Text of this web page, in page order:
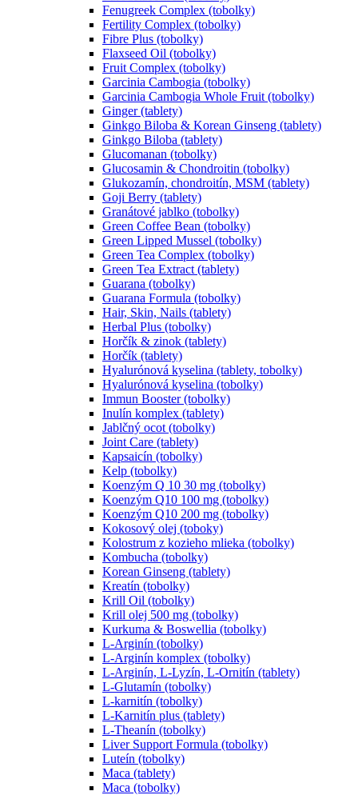
Fenugreek Complex (tobolky)
Fertility Complex (tobolky)
Fibre Plus (tobolky)
Flaxseed Oil (tobolky)
Fruit Complex (tobolky)
Garcinia Cambogia (tobolky)
Garcinia Cambogia Whole Fruit (tobolky)
Ginger (tablety)
Ginkgo Biloba & Korean Ginseng (tablety)
Ginkgo Biloba (tablety)
Glucomanan (tobolky)
Glucosamin & Chondroitin (tobolky)
Glukozamín, chondroitín, MSM (tablety)
Goji Berry (tablety)
Granátové jablko (tobolky)
Green Coffee Bean (tobolky)
Green Lipped Mussel (tobolky)
Green Tea Complex (tobolky)
Green Tea Extract (tablety)
Guarana (tobolky)
Guarana Formula (tobolky)
Hair, Skin, Nails (tablety)
Herbal Plus (tobolky)
Horčík & zinok (tablety)
Horčík (tablety)
Hyalurónová kyselina (tablety, tobolky)
Hyalurónová kyselina (tobolky)
Immun Booster (tobolky)
Inulín komplex (tablety)
Jablčný ocot (tobolky)
Joint Care (tablety)
Kapsaicín (tobolky)
Kelp (tobolky)
Koenzým Q 10 30 mg (tobolky)
Koenzým Q10 100 mg (tobolky)
Koenzým Q10 200 mg (tobolky)
Kokosový olej (toboky)
Kolostrum z kozieho mlieka (tobolky)
Kombucha (tobolky)
Korean Ginseng (tablety)
Kreatín (tobolky)
Krill Oil (tobolky)
Krill olej 500 mg (tobolky)
Kurkuma & Boswellia (tobolky)
L-Arginín (tobolky)
L-Arginín komplex (tobolky)
L-Arginín, L-Lyzín, L-Ornitín (tablety)
L-Glutamín (tobolky)
L-karnitín (tobolky)
L-Karnitín plus (tablety)
L-Theanín (tobolky)
Liver Support Formula (tobolky)
Luteín (tobolky)
Maca (tablety)
Maca (tobolky)